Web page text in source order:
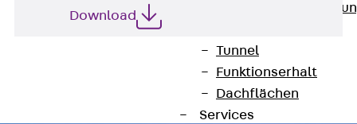
Bodengeführte
Tunnel
Funktionserhalt
Dachflächen
Services
Download